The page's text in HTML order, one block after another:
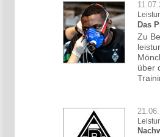
Das
Zu
über